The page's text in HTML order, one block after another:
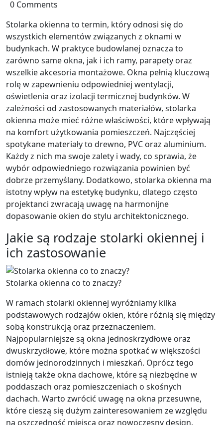
0 Comments
Stolarka okienna to termin, który odnosi się do
wszystkich elementów związanych z oknami w
budynkach. W praktyce budowlanej oznacza to
zarówno same okna, jak i ich ramy, parapety oraz
wszelkie akcesoria montażowe. Okna pełnią kluczową
rolę w zapewnieniu odpowiedniej wentylacji,
oświetlenia oraz izolacji termicznej budynków. W
zależności od zastosowanych materiałów, stolarka
okienna może mieć różne właściwości, które wpływają
na komfort użytkowania pomieszczeń. Najczęściej
spotykane materiały to drewno, PVC oraz aluminium.
Każdy z nich ma swoje zalety i wady, co sprawia, że
wybór odpowiedniego rozwiązania powinien być
dobrze przemyślany. Dodatkowo, stolarka okienna ma
istotny wpływ na estetykę budynku, dlatego często
projektanci zwracają uwagę na harmonijne
dopasowanie okien do stylu architektonicznego.
Jakie są rodzaje stolarki okiennej i
ich zastosowanie
Stolarka okienna co to znaczy?
W ramach stolarki okiennej wyróżniamy kilka
podstawowych rodzajów okien, które różnią się między
sobą konstrukcją oraz przeznaczeniem.
Najpopularniejsze są okna jednoskrzydłowe oraz
dwuskrzydłowe, które można spotkać w większości
domów jednorodzinnych i mieszkań. Oprócz tego
istnieją także okna dachowe, które są niezbędne w
poddaszach oraz pomieszczeniach o skośnych
dachach. Warto zwrócić uwagę na okna przesuwne,
które cieszą się dużym zainteresowaniem ze względu
na oszczędność miejsca oraz nowoczesny design.